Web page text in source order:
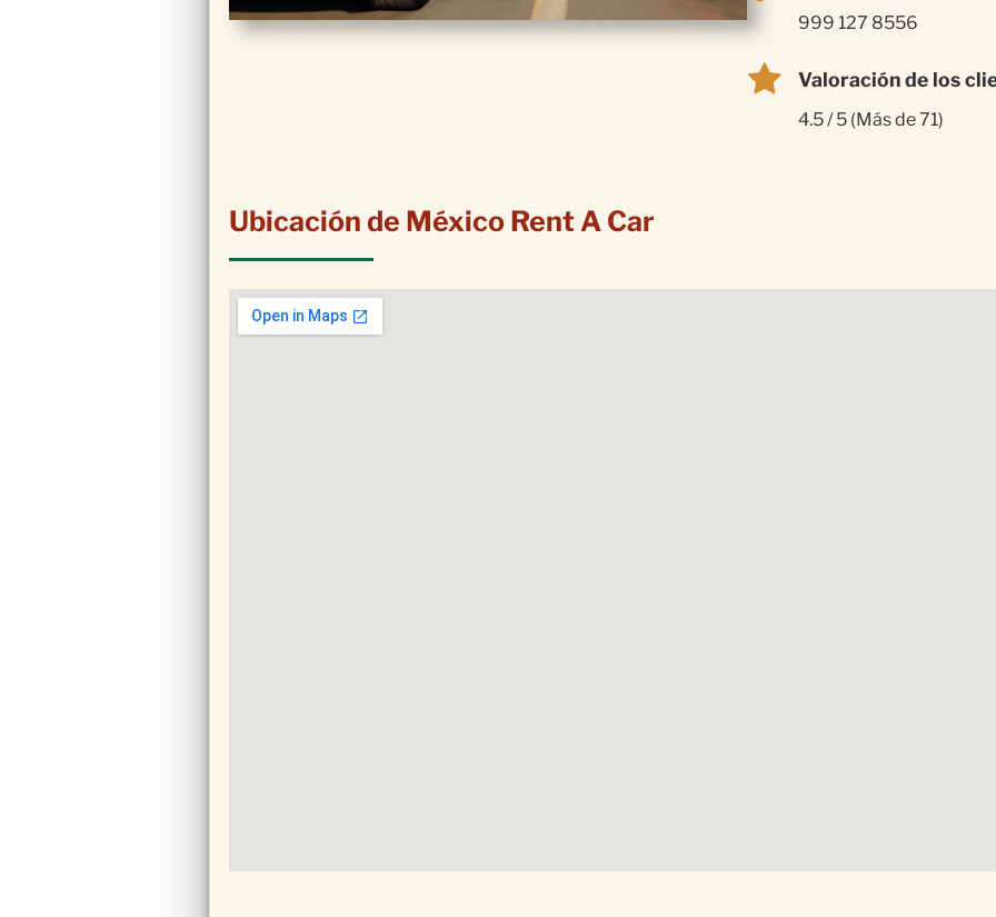
999 127 8556
Valoración de los
4.5 / 5 (Más de 71)
Ubicación de México Rent A Car